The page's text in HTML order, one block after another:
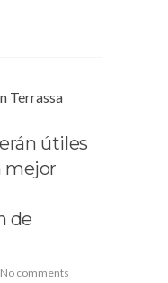
útiles
mejor
de
No comments